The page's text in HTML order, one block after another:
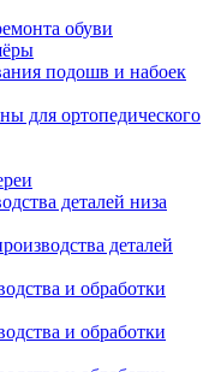
обуви
подошв и набоек
для ортопедического
деталей низа
деталей
и обработки
и обработки